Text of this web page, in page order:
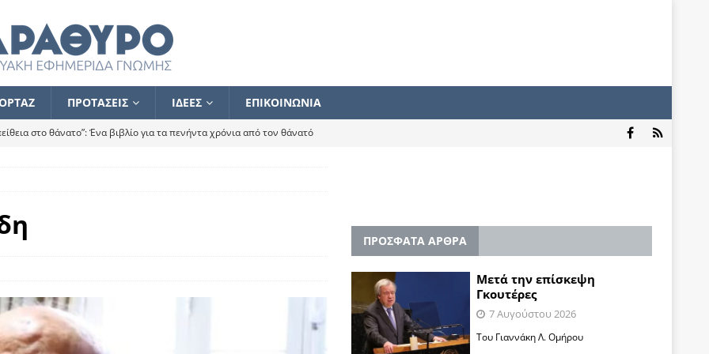
ΠΡΟΤΑΣΕΙΣ ΙΔΕΕΣ ΕΠΙΚΟΙΝΩΝΙΑ
στο θάνατο”: Ένα βιβλίο για τα πενήντα χρόνια από τον θάνατό
ποιος κοροϊδεύει ποιον Αλέξη
ότι δεν υπάρχει παρακολούθηση και κέντρο το οποίο
θερμά όσους σπεύδουν να το ενισχύσουν – Συνεχίζουμε
των εκλογών
ΑΝΑΓΝΩΣΕΙΣ
ΠΡΟΣΦΑΤΑ ΑΡΘΡΑ
Μετά την επίσκεψη
Γκουτέρες
7 Αυγούστου 2026
Του Γιαννάκη Λ. Ομήρου